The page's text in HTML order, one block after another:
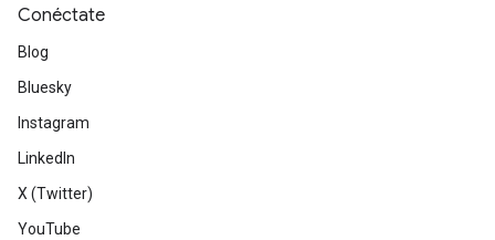
Conéctate
Blog
Bluesky
Instagram
LinkedIn
X (Twitter)
YouTube